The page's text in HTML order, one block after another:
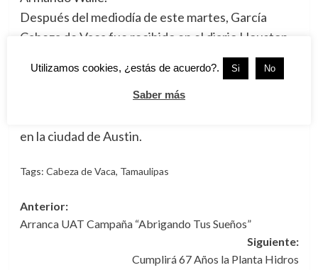
Después del mediodía de este martes, García
Cabeza de Vaca fue recibido en el diario Houston
Chronicle en donde ofreció una entrevista a su
Consejo Editorial.
Este miércoles, el Gobernador electo sostendrá
en la ciudad de Austin.
Tags: Cabeza de Vaca, Tamaulipas
Navegación
de
Anterior:
Arranca UAT Campaña “Abrigando Tus Sueños”
Siguiente:
Cumplirá 67 Años la Planta Hidros
Utilizamos cookies, ¿estás de acuerdo?. Si No
Saber más